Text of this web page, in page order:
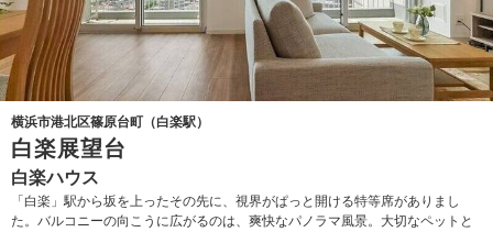
横浜市港北区篠原台町（白楽駅）
白楽展望台
白楽ハウス
「白楽」駅から坂を上ったその先に、視界がぱっと開ける特等席がありまし
た。バルコニーの向こうに広がるのは、爽快なパノラマ風景。大切なペットと